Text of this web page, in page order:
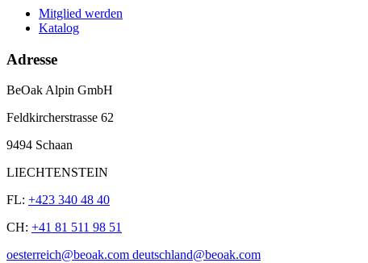
Mitglied werden
Katalog
Adresse
BeOak Alpin GmbH
Feldkircherstrasse 62
9494 Schaan
LIECHTENSTEIN
FL: +423 340 48 40
CH: +41 81 511 98 51
oesterreich@beoak.com deutschland@beoak.com